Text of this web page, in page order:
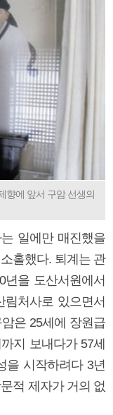
향에 앞서 구암 선생의
일에만 매진했을
홀했다. 퇴계는 관
을 도산서원에서
처사로 있으면서
은 25세에 장원급
지 보내다가 57세
을 시작하려다 3년
적 제자가 거의 없